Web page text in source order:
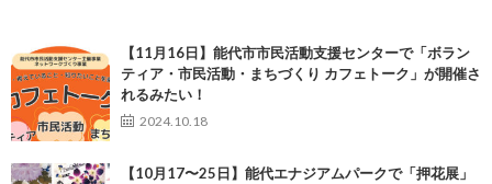
【11月16日】能代市市民活動支援センターで「ボラン
ティア・市民活動・まちづくり カフェトーク」が開催さ
れるみたい！
2024.10.18
【10月17〜25日】能代エナジアムパークで「押花展」